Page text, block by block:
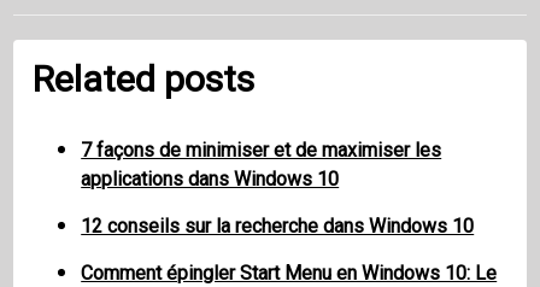
Related posts
7 façons de minimiser et de maximiser les
applications dans Windows 10
12 conseils sur la recherche dans Windows 10
Comment épingler Start Menu en Windows 10: Le